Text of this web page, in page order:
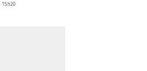
15h20